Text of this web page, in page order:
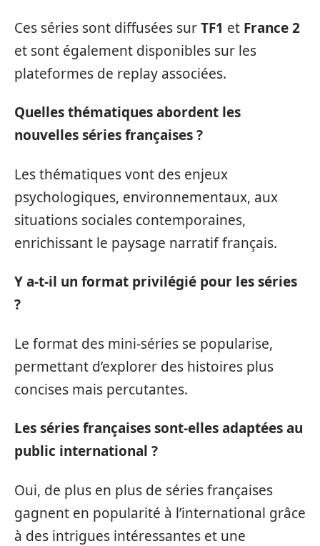
Ces séries sont diffusées surTF1 et France 2
et sont également disponibles sur les
plateformes de replay associées.
Quelles thématiques abordent les
nouvelles séries françaises ?
Les thématiques vont des enjeux
psychologiques, environnementaux, aux
situations sociales contemporaines,
enrichissant le paysage narratif français.
Y a-t-il un format privilégié pour les séries
?
Le format des mini-séries se popularise,
permettant d’explorer des histoires plus
concises mais percutantes.
Les séries françaises sont-elles adaptées au
public international ?
Oui, de plus en plus de séries françaises
gagnent en popularité à l’international grâce
à des intrigues intéressantes et une